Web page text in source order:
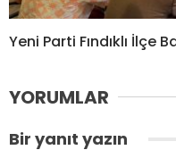
Yeni Parti Fındıklı İlçe
YORUMLAR
Bir yanıt yazın